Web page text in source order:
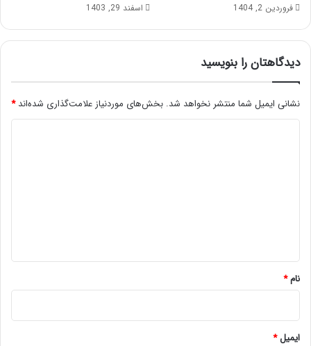
فروردین 2, 1404 اسفند 29, 1403
دیدگاهتان را بنویسید
نشانی ایمیل شما منتشر نخواهد شد. بخش‌های موردنیاز علامت‌گذاری شده‌اند*
نام*
ایمیل*